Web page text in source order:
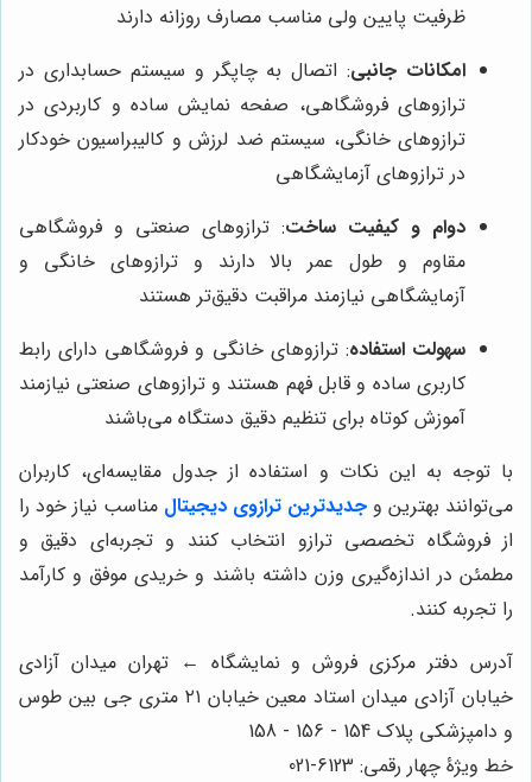
ظرفیت پایین ولی مناسب مصارف روزانه دارند
امکانات جانبی: اتصال به چاپگر و سیستم حسابداری در
ترازوهای فروشگاهی، صفحه نمایش ساده و کاربردی در
ترازوهای خانگی، سیستم ضد لرزش و کالیبراسیون خودکار
در ترازوهای آزمایشگاهی
دوام و کیفیت ساخت: ترازوهای صنعتی و فروشگاهی
مقاوم و طول عمر بالا دارند و ترازوهای خانگی و
آزمایشگاهی نیازمند مراقبت دقیق‌تر هستند
سهولت استفاده: ترازوهای خانگی و فروشگاهی دارای رابط
کاربری ساده و قابل فهم هستند و ترازوهای صنعتی نیازمند
آموزش کوتاه برای تنظیم دقیق دستگاه می‌باشند
با توجه به این نکات و استفاده از جدول مقایسه‌ای، کاربران
می‌توانند بهترین و جدیدترین ترازوی دیجیتال مناسب نیاز خود را
از فروشگاه تخصصی ترازو انتخاب کنند و تجربه‌ای دقیق و
مطمئن در اندازه‌گیری وزن داشته باشند و خریدی موفق و کارآمد
را تجربه کنند.
آدرس دفتر مرکزی فروش و نمایشگاه ← تهران میدان آزادی
خیابان آزادی میدان استاد معین خیابان ۲۱ متری جی بین طوس
و دامپزشکی پلاک 154 - 156 - 158
خط ویژۀ چهار رقمی: 6123-021